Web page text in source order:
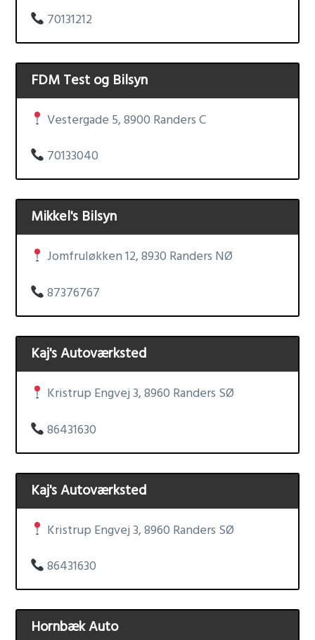
70131212
FDM Test og Bilsyn
Vestergade 5, 8900 Randers C
70133040
Mikkel's Bilsyn
Jomfruløkken 12, 8930 Randers NØ
87376767
Kaj's Autoværksted
Kristrup Engvej 3, 8960 Randers SØ
86431630
Kaj's Autoværksted
Kristrup Engvej 3, 8960 Randers SØ
86431630
Hornbæk Auto